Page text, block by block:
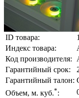
ID товара:
Индекс товара:
Код производителя:
Гарантийный срок:
Гарантийный талон:
Объем, м. куб.*: